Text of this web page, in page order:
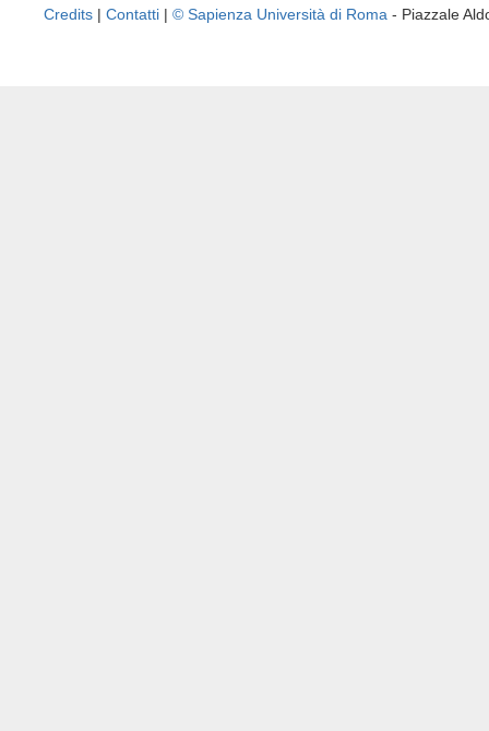
Credits | Contatti | © Sapienza Università di Roma - Piazzale